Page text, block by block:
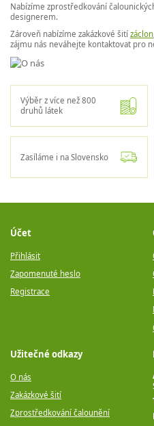
Nabízíme zprostředkování
designerem.
Zároveň nabízíme zakázkové šití záclon
zájmu nás neváhejte kontaktovat pro
Výběr z více než 800
druhů látek
Zasíláme i na Slovensko
Účet
Přihlásit
Zapomenuté heslo
Registrace
Užitečné odkazy
O nás
Zakázkové šití
Zprostředkování čalounění